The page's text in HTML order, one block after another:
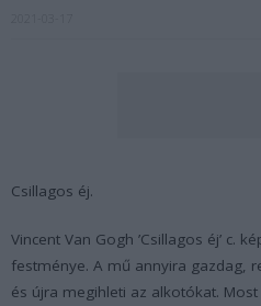
Csillagos éj.
Vincent Van Gogh ’Csillagos éj’ c.
festménye. A mű annyira gazdag,
és újra megihleti az alkotókat.